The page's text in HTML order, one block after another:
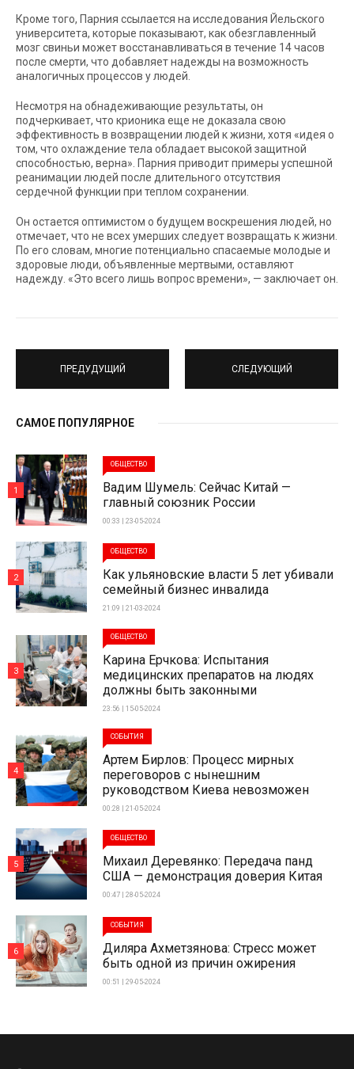
Кроме того, Парния ссылается на исследования Йельского
университета, которые показывают, как обезглавленный
мозг свиньи может восстанавливаться в течение 14 часов
после смерти, что добавляет надежды на возможность
аналогичных процессов у людей.
Несмотря на обнадеживающие результаты, он
подчеркивает, что крионика еще не доказала свою
эффективность в возвращении людей к жизни, хотя «идея о
том, что охлаждение тела обладает высокой защитной
способностью, верна». Парния приводит примеры успешной
реанимации людей после длительного отсутствия
сердечной функции при теплом сохранении.
Он остается оптимистом о будущем воскрешения людей, но
отмечает, что не всех умерших следует возвращать к жизни.
По его словам, многие потенциально спасаемые молодые и
здоровые люди, объявленные мертвыми, оставляют
надежду. «Это всего лишь вопрос времени», — заключает он.
ПРЕДУДУЩИЙ СЛЕДУЮЩИЙ
САМОЕ ПОПУЛЯРНОЕ
ОБЩЕСТВО
Вадим Шумель: Сейчас Китай —
главный союзник России
00:33 | 23-05-2024
1
ОБЩЕСТВО
Как ульяновские власти 5 лет убивали
семейный бизнес инвалида
21:09 | 21-03-2024
2
ОБЩЕСТВО
Карина Ерчкова: Испытания
медицинских препаратов на людях
должны быть законными
23:56 | 15-05-2024
3
СОБЫТИЯ
Артем Бирлов: Процесс мирных
переговоров с нынешним
руководством Киева невозможен
00:28 | 21-05-2024
4
ОБЩЕСТВО
Михаил Деревянко: Передача панд
США — демонстрация доверия Китая
00:47 | 28-05-2024
5
СОБЫТИЯ
Диляра Ахметзянова: Стресс может
быть одной из причин ожирения
00:51 | 29-05-2024
6